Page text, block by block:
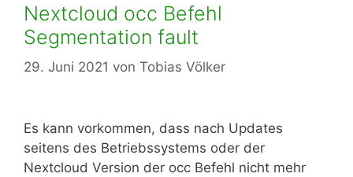
Nextcloud occ Befehl
Segmentation fault
29. Juni 2021 von Tobias Völker
Es kann vorkommen, dass nach Updates
seitens des Betriebssystems oder der
Nextcloud Version der occ Befehl nicht mehr